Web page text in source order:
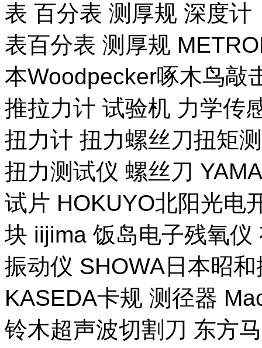
表 百分表 测厚规 深度
表百分表 测厚规
本Woodpecker啄木鸟敲
推拉力计 试验机 力学传
扭力计 扭力螺丝刀扭矩
扭力测试仪 螺丝刀
试片 HOKUYO北阳光电
块 iijima 饭岛电子残氧
振动仪 SHOWA日本昭
KASEDA卡规 测径器
铃木超声波切割刀 东方